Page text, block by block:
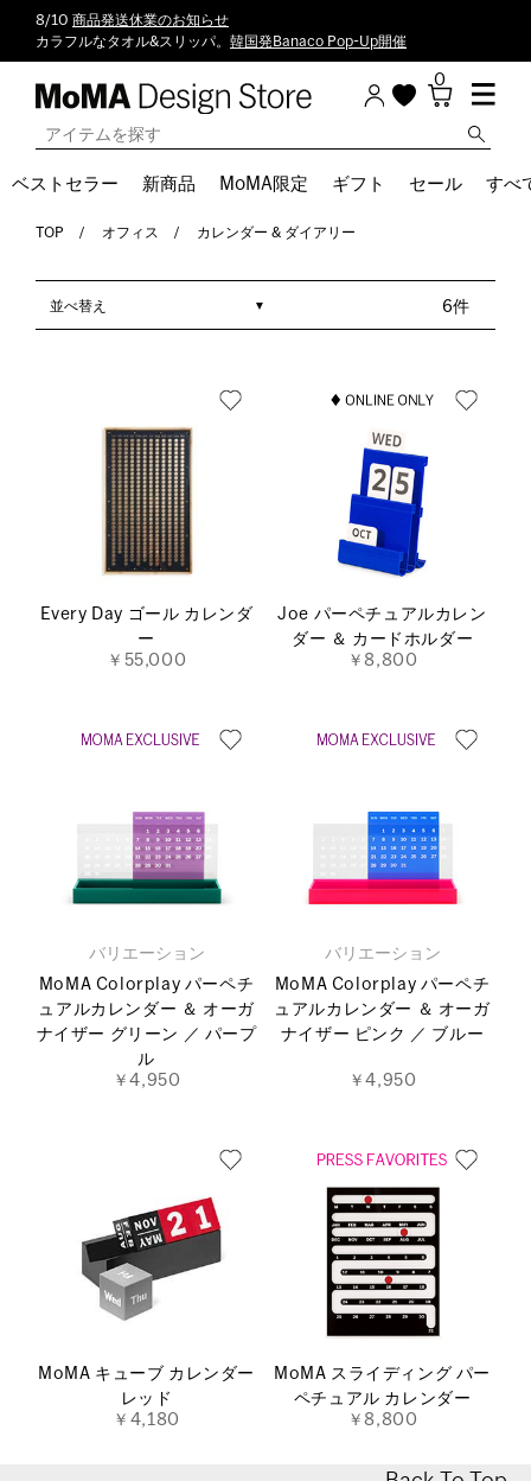
8/10 商品発送休業のお知らせ
カラフルなタオル&スリッパ。 韓国発Banaco Pop-Up開催
0
ベストセラー 新商品 MoMA限定 ギフト セール すべ
TOP オフィス カレンダー & ダイアリー
6件
並べ替え
Every Day ゴール カレンダ
ー
￥55,000
Joe パーペチュアルカレン
ダー ＆ カードホルダー
￥8,800
バリエーション
MoMA Colorplay パーペチ
ュアルカレンダー ＆ オーガ
ナイザー グリーン ／ パープ
ル
￥4,950
バリエーション
MoMA Colorplay パーペチ
ュアルカレンダー ＆ オーガ
ナイザー ピンク ／ ブルー
￥4,950
MoMA キューブ カレンダー
レッド
￥4,180
MoMA スライディング パー
ペチュアル カレンダー
￥8,800